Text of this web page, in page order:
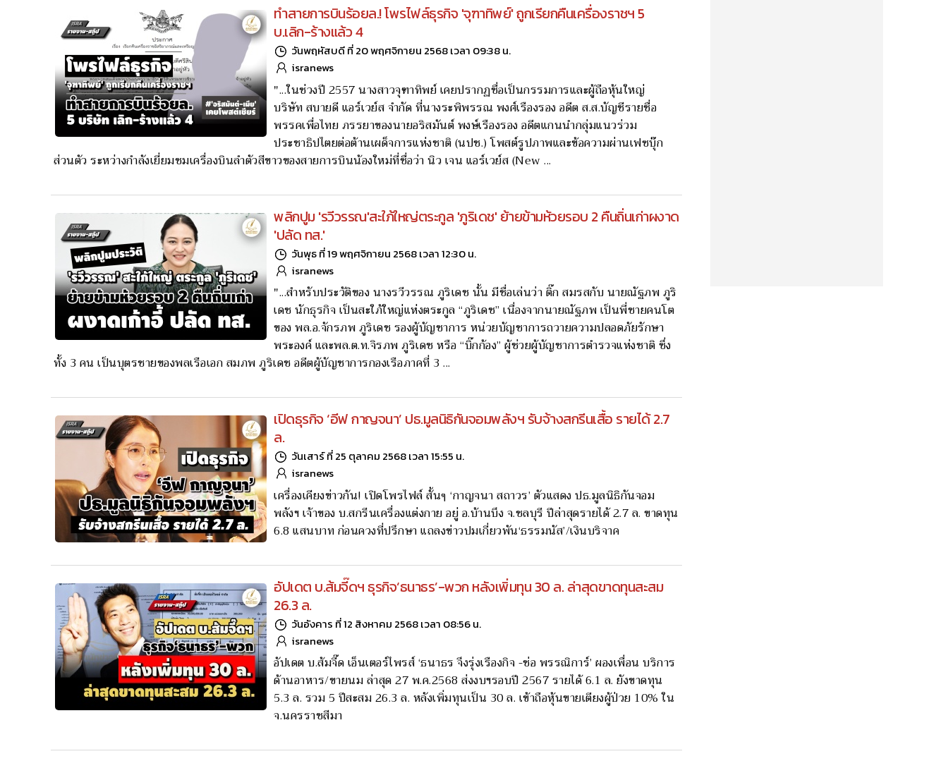
ทำสายการบินร้อยล.! โพรไฟล์ธุรกิจ 'จุฑาทิพย์' ถูกเรียกคืนเครื่องราชฯ 5
บ.เลิก-ร้างแล้ว 4
วันพฤหัสบดี ที่ 20 พฤศจิกายน 2568 เวลา 09:38 น.
isranews
"...ในช่วงปี 2557 นางสาวจุฑาทิพย์ เคยปรากฏชื่อเป็นกรรมการและผู้ถือหุ้นใหญ่
บริษัท สบายดี แอร์เวย์ส จำกัด ที่นางระพิพรรณ พงศ์เรืองรอง อดีต ส.ส.บัญชีรายชื่อ
พรรคเพื่อไทย ภรรยาของนายอริสมันต์ พงษ์เรืองรอง อดีตแกนนำกลุ่มแนวร่วม
ประชาธิปไตยต่อต้านเผด็จการแห่งชาติ (นปช.) โพสต์รูปภาพและข้อความผ่านเฟซบุ๊ก
ส่วนตัว ระหว่างกำลังเยี่ยมชมเครื่องบินลำตัวสีขาวของสายการบินน้องใหม่ที่ชื่อว่า นิว เจน แอร์เวย์ส (New ...
พลิกปูม 'รวีวรรณ'สะใภ้ใหญ่ตระกูล 'ภูริเดช' ย้ายข้ามห้วยรอบ 2 คืนถิ่นเก่าผงาด
'ปลัด ทส.'
วันพุธ ที่ 19 พฤศจิกายน 2568 เวลา 12:30 น.
isranews
"...สำหรับประวัติของ นางรวีวรรณ ภูริเดช นั้น มีชื่อเล่นว่า ติ๊ก สมรสกับ นายณัฐภพ ภูริ
เดช นักธุรกิจ เป็นสะใภ้ใหญ่แห่งตระกูล “ภูริเดช” เนื่องจากนายณัฐภพ เป็นพี่ชายคนโต
ของ พล.อ.จักรภพ ภูริเดช รองผู้บัญชาการ หน่วยบัญชาการถวายความปลอดภัยรักษา
พระองค์ และพล.ต.ท.จิรภพ ภูริเดช หรือ “บิ๊กก้อง” ผู้ช่วยผู้บัญชาการตำรวจแห่งชาติ ซึ่ง
ทั้ง 3 คน เป็นบุตรชายของพลเรือเอก สมภพ ภูริเดช อดีตผู้บัญชาการกองเรือภาคที่ 3 ...
เปิดธุรกิจ ‘อีฟ กาญจนา’ ปธ.มูลนิธิกันจอมพลังฯ รับจ้างสกรีนเสื้อ รายได้ 2.7
ล.
วันเสาร์ ที่ 25 ตุลาคม 2568 เวลา 15:55 น.
isranews
เครื่องเคียงข่าวกัน! เปิดโพรไฟล์ สั้นๆ ‘กาญจนา สถาวร’ ตัวแสดง ปธ.มูลนิธิกันจอม
พลังฯ เจ้าของ บ.สกรีนเครื่องแต่งกาย อยู่ อ.บ้านบึง จ.ชลบุรี ปีล่าสุดรายได้ 2.7 ล. ขาดทุน
6.8 แสนบาท ก่อนควงที่ปรึกษา แถลงข่าวปมเกี่ยวพัน‘ธรรมนัส’/เงินบริจาค
อัปเดต บ.ส้มจี๊ดฯ ธุรกิจ‘ธนาธร’-พวก หลังเพิ่มทุน 30 ล. ล่าสุดขาดทุนสะสม
26.3 ล.
วันอังคาร ที่ 12 สิงหาคม 2568 เวลา 08:56 น.
isranews
อัปเดต บ.ส้มจี๊ด เอ็นเตอร์ไพรส์ ‘ธนาธร จึงรุ่งเรืองกิจ -ช่อ พรรณิการ์’ ผองเพื่อน บริการ
ด้านอาหาร/ขายนม ล่าสุด 27 พ.ค.2568 ส่งงบฯรอบปี 2567 รายได้ 6.1 ล. ยังขาดทุน
5.3 ล. รวม 5 ปีสะสม 26.3 ล. หลังเพิ่มทุนเป็น 30 ล. เข้าถือหุ้นขายเตียงผู้ป่วย 10% ใน
จ.นครราชสีมา